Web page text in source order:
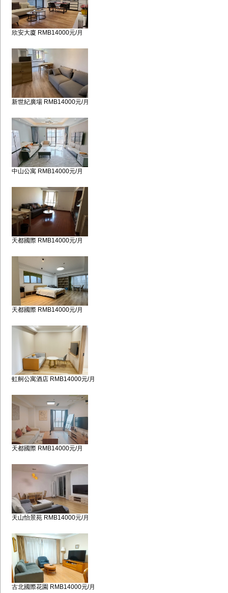
欣安大廈 RMB14000元/月
新世紀廣場 RMB14000元/月
中山公寓 RMB14000元/月
天都國際 RMB14000元/月
天都國際 RMB14000元/月
虹舸公寓酒店 RMB14000元/月
天都國際 RMB14000元/月
天山怡景苑 RMB14000元/月
古北國際花園 RMB14000元/月